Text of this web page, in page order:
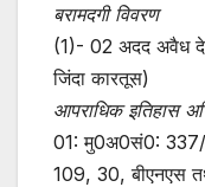
बरामदगी विवरण
(1)- 02 अदद अवैध
जिंदा कारतूस)
आपराधिक इतिहास
01: मु0अ0सं0: 337/
109, 30, बीएनएस